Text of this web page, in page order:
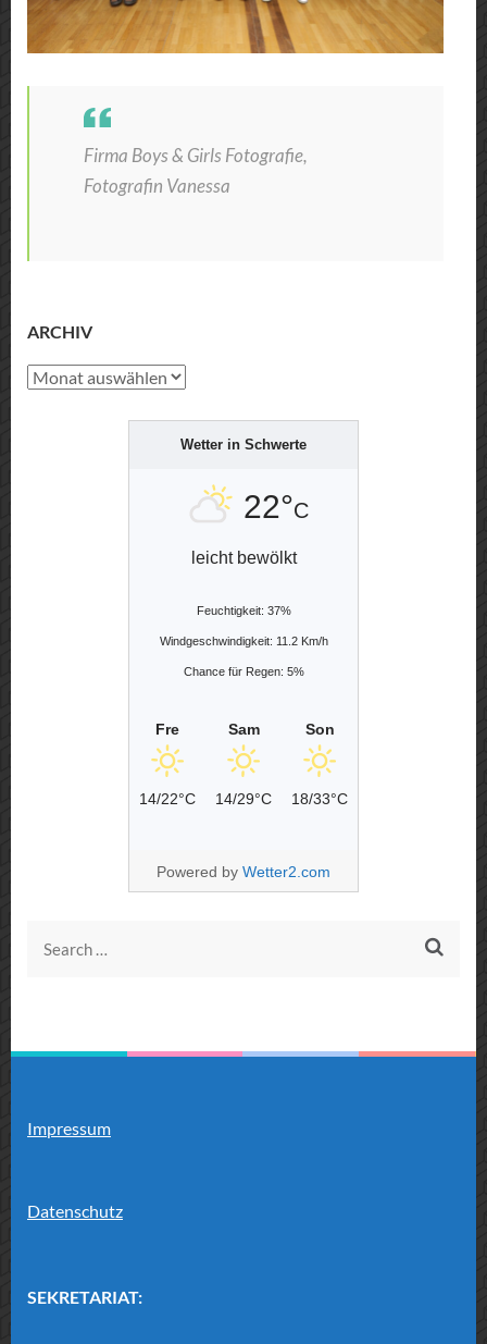
Firma Boys & Girls Fotografie,
Fotografin Vanessa
ARCHIV
Archiv
Wetter in Schwerte
22°C
leicht bewölkt
Feuchtigkeit: 37%
Windgeschwindigkeit: 11.2 Km/h
Chance für Regen: 5%
Fre
14/22°C
Sam
14/29°C
Son
18/33°C
Powered by Wetter2.com
Search
Impressum
Datenschutz
SEKRETARIAT: